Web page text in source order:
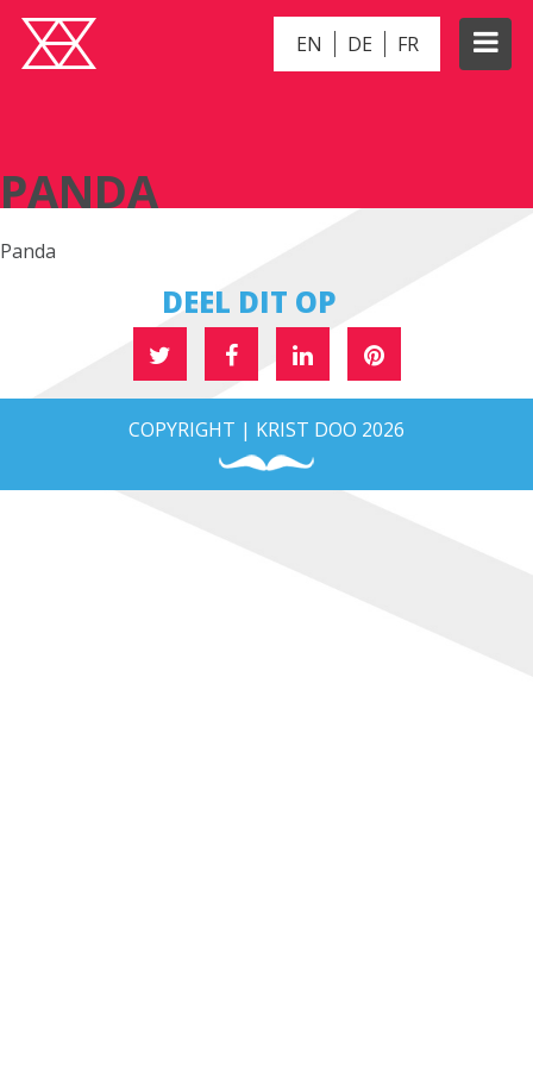
EN DE FR
PANDA
Panda
DEEL DIT OP
COPYRIGHT | KRIST DOO 2026